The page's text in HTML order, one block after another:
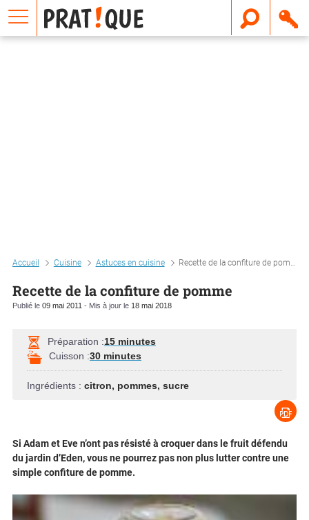
Accueil Cuisine Astuces en cuisine Recette de la confiture de pomme
Recette de la confiture de pomme
Publié le 09 mai 2011 - Mis à jour le 18 mai 2018
Préparation :15 minutes
Cuisson :30 minutes
Ingrédients : citron, pommes, sucre
Si Adam et Eve n’ont pas résisté à croquer dans le fruit défendu
du jardin d’Eden, vous ne pourrez pas non plus lutter contre une
simple confiture de pomme.
E
m
a